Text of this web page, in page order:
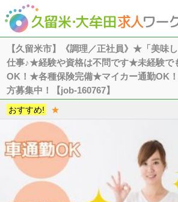
【久留米市】《調理／正社員》★「美味
仕事♪★経験や資格は不問です★未経験で
OK！★各種保険完備★マイカー通勤OK
方募集中！【job-160767】
おすすめ! ★